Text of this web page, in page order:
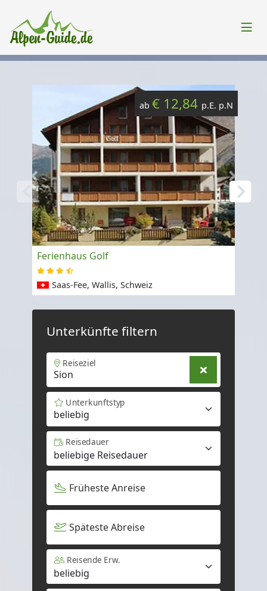
ab € 12,84 p.E. p.N
Ferienhaus Golf
Saas-Fee, Wallis, Schweiz
Unterkünfte filtern
Reiseziel
beliebig
Unterkunftstyp
Reisedauer
Früheste Anreise
Späteste Abreise
Reisende Erw.